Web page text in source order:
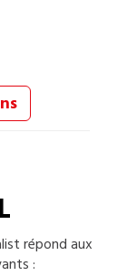
répond aux
: